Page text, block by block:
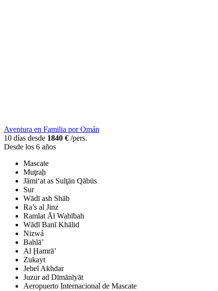
Aventura en Familia por Omán
10 días desde 1840 € /pers.
Desde los 6 años
Mascate
Muţraḩ
Jāmi‘at as Sulţān Qābūs
Sur
Wādī ash Shāb
Ra’s al Jinz
Ramlat Āl Wahībah
Wādī Banī Khālid
Nizwá
Bahlā’
Al Ḩamrā’
Zukayt
Jebel Akhdar
Juzur ad Dīmānīyāt
Aeropuerto Internacional de Mascate